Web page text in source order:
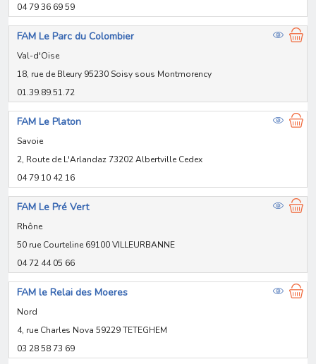
04 79 36 69 59
FAM Le Parc du Colombier
Val-d'Oise
18, rue de Bleury 95230 Soisy sous Montmorency
01.39.89.51.72
FAM Le Platon
Savoie
2, Route de L'Arlandaz 73202 Albertville Cedex
04 79 10 42 16
FAM Le Pré Vert
Rhône
50 rue Courteline 69100 VILLEURBANNE
04 72 44 05 66
FAM le Relai des Moeres
Nord
4, rue Charles Nova 59229 TETEGHEM
03 28 58 73 69